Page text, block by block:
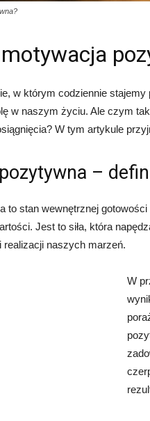
w którym codziennie
w naszym życiu. Ale czym
W tym artykule
–
to stan wewnętrznej
Jest to siła, która
realizacji naszych marzeń.
W